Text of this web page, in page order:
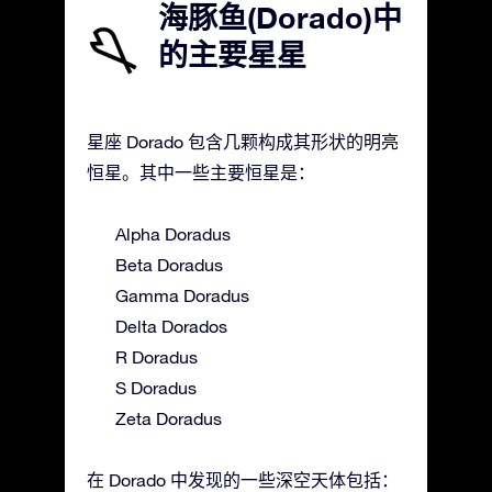
海豚鱼(Dorado)中
的主要星星
星座 Dorado 包含几颗构成其形状的明亮
恒星。其中一些主要恒星是：
Alpha Doradus
Beta Doradus
Gamma Doradus
Delta Dorados
R Doradus
S Doradus
Zeta Doradus
在 Dorado 中发现的一些深空天体包括：